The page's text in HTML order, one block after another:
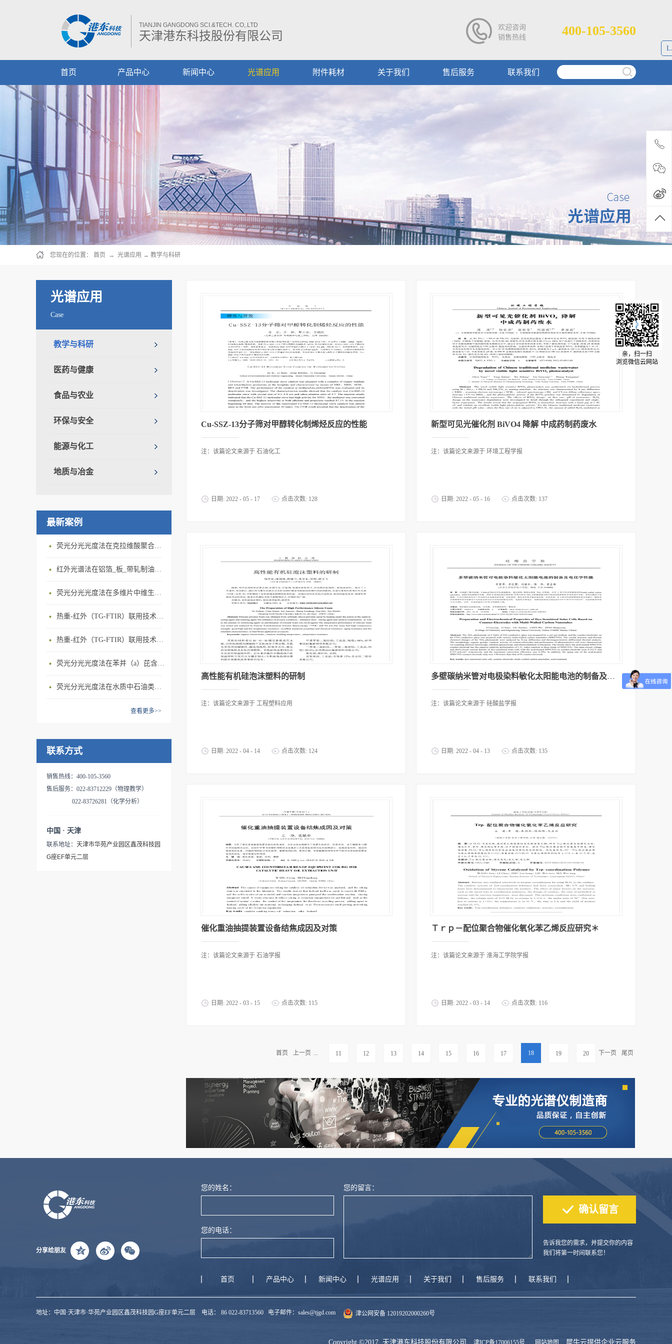
TIANJIN GANGDONG SCI.&TECH. CO,.LTD
天津港东科技股份有限公司
欢迎咨询
销售热线
400-105-3560
首页 产品中心 新闻中心 光谱应用 附件耗材 关于我们 售后服务 联系我们
您现在的位置： 首页 → 光谱应用 → 教学与科研
光谱应用
Case
教学与科研
医药与健康
食品与农业
环保与安全
能源与化工
地质与冶金
最新案例
荧光分光光度法在克拉维酸聚合物 及其他荧光杂质含量测定上的应用
红外光谱法在铝箔_板_带轧制油添加剂含量测定上的应用
荧光分光光度法在多维片中维生素B2含量测定上的应用
热重-红外（TG-FTIR）联用技术在PA66热解研究上的应用
热重-红外（TG-FTIR）联用技术在PP热解研究上的应用
荧光分光光度法在苯并（a）芘含量测定上的应用
荧光分光光度法在水质中石油类含量测定上的应用
查看更多>>
联系方式
销售热线：400-105-3560
售后服务：022-83712229（物理教学）
022-83726281（化学分析）
中国 · 天津
联系地址： 天津市华苑产业园区鑫茂科技园
G座EF单元二层
Cu-SSZ-13分子筛对甲醇转化制烯烃反应的性能
注：该篇论文来源于 石油化工
日期: 2022 - 05 - 17 点击次数: 128
新型可见光催化剂 BiVO4 降解 中成药制药废水
注：该篇论文来源于 环境工程学报
日期: 2022 - 05 - 16 点击次数: 137
高性能有机硅泡沫塑料的研制
注：该篇论文来源于 工程塑料应用
日期: 2022 - 04 - 14 点击次数: 124
多壁碳纳米管对电极染料敏化太阳能电池的制备及电化学性能
注：该篇论文来源于 硅酸盐学报
日期: 2022 - 04 - 13 点击次数: 135
催化重油抽提装置设备结焦成因及对策
注：该篇论文来源于 石油学报
日期: 2022 - 03 - 15 点击次数: 115
Ｔｒｐ－配位聚合物催化氧化苯乙烯反应研究＊
注：该篇论文来源于 淮海工学院学报
日期: 2022 - 03 - 14 点击次数: 116
首页 上一页 ... 11 12 13 14 15 16 17 18 19 20 下一页 尾页
您的姓名：
您的电话：
您的留言：
告诉我您的需求，并提交你的内容
我们将第一时间联系您！
分享给朋友
首页 产品中心 新闻中心 光谱应用 关于我们 售后服务 联系我们
地址：中国·天津市·华苑产业园区鑫茂科技园G座EF单元二层 电话： 86 022-83713560 电子邮件：sales@tjgd.com 津公网安备 12019202000260号
Copyright ©2017 天津港东科技股份有限公司 津ICP备17006155号 网站地图 犀牛云提供企业云服务
亲，扫一扫
浏览微信云网站